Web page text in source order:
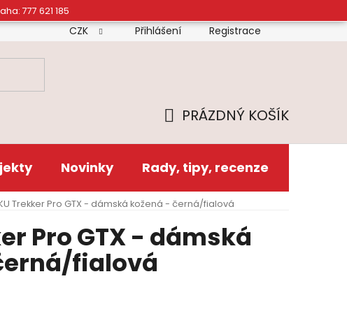
777 621 185
Doprava Platba Reklamační řád
CZK Přihlášení Registrace
KOŠÍK
PRÁZDNÝ KOŠÍK
Novinky Rady, tipy, recenze
Trekker Pro GTX - dámská kožená - černá/fialová
Pro GTX - dámská
fialová